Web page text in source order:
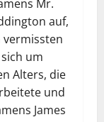
Mr.
auf,
vermissten
um
Alters, die
und
James